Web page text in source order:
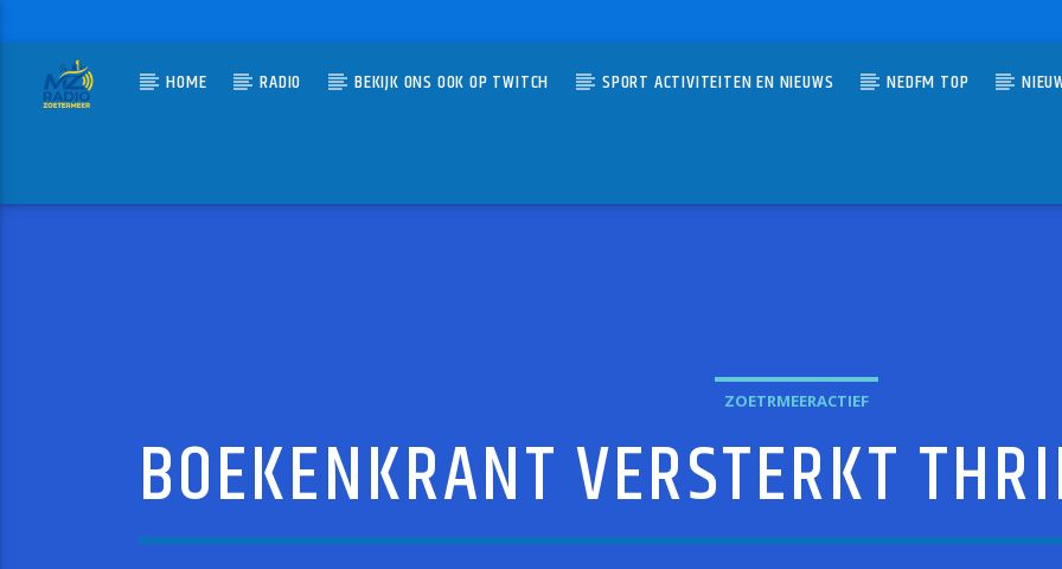
HOME RADIO BEKIJK ONS OOK OP TWITCH SPORT ACTIVITEITEN EN NIEUWS NEDFM TOP
ZOETRMEERACTIEF
BOEKENKRANT VERSTERKT